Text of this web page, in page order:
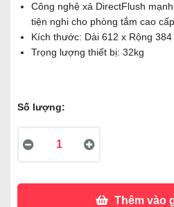
Công nghệ xả DirectFlush
tiện nghi cho phòng tắm cao cấp.
Kích thước: Dài 612 x Rộng
Trọng lượng thiết bị: 32kg
Số lượng:
Thêm vào